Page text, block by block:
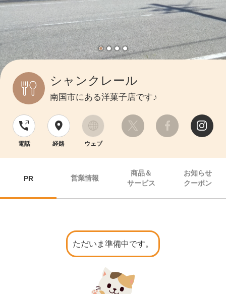
シャンクレール
南国市にある洋菓子店です♪
電話 経路 ウェブ
PR 営業情報
商品＆
サービス
お知らせ
クーポン
ただいま準備中です。